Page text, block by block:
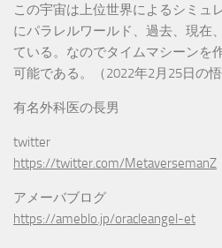
この宇宙は上位世界によるシミュ
にパラレルワールド、過去、現在
ている。なのでタイムマシーンを
可能である。（2022年2月25日の悟
有名外科医の長男
twitter
https://twitter.com/MetaversemanZ
アメーバブログ
https://ameblo.jp/oracleangel-et